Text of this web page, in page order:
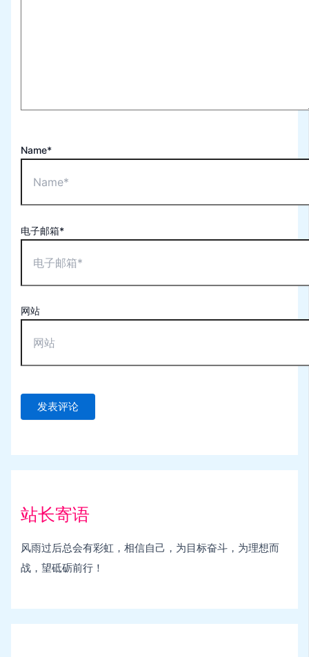
Name*
电子邮箱*
网站
站长寄语
风雨过后总会有彩虹，相信自己，为目标奋斗，为理想而
战，望砥砺前行！